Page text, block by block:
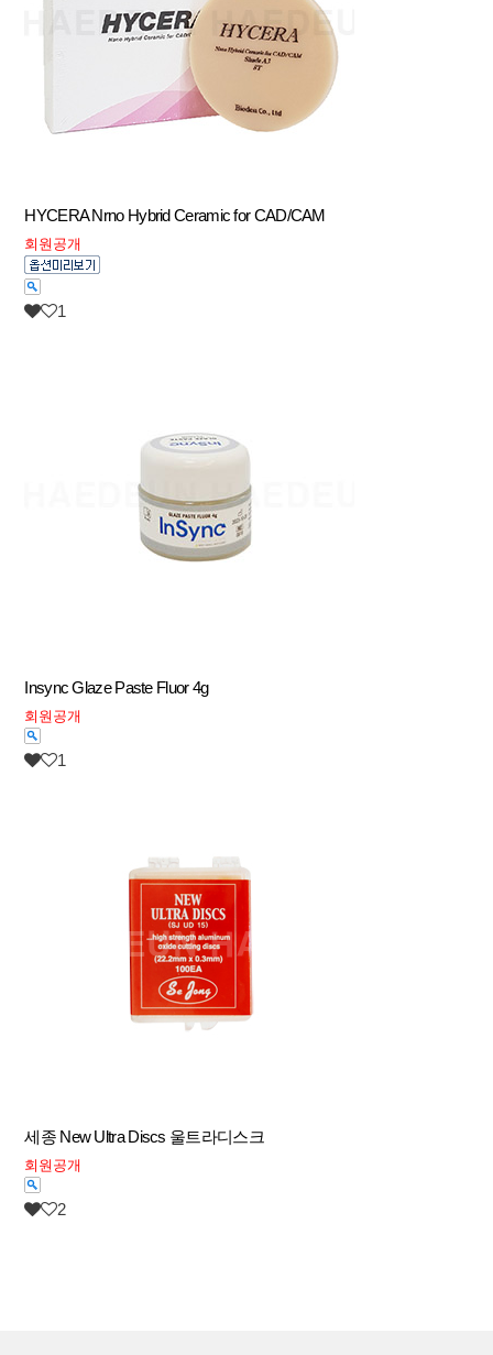
HYCERA Nrno Hybrid Ceramic for CAD/CAM
회원공개
1
Insync Glaze Paste Fluor 4g
회원공개
1
세종 New Ultra Discs 울트라디스크
회원공개
2